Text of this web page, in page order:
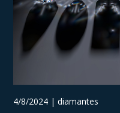
4/8/2024 | diamantes